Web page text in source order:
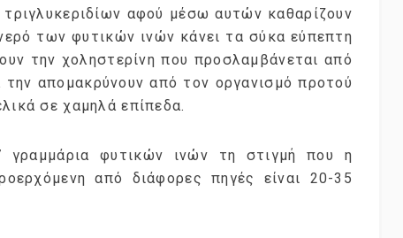
αφού μέσω αυτών καθαρίζουν
των φυτικών ινών κάνει τα σύκα εύπεπτη
την χοληστερίνη που προσλαμβάνεται από
απομακρύνουν από τον οργανισμό προτού
σε χαμηλά επίπεδα.
φυτικών ινών τη στιγμή που η
από διάφορες πηγές είναι 20-35